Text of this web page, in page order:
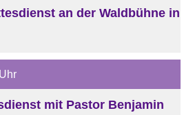
an der Waldbühne in
mit Pastor Benjamin